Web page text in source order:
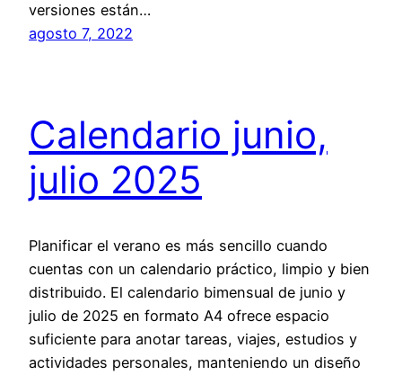
versiones están…
agosto 7, 2022
Calendario junio,
julio 2025
Planificar el verano es más sencillo cuando
cuentas con un calendario práctico, limpio y bien
distribuido. El calendario bimensual de junio y
julio de 2025 en formato A4 ofrece espacio
suficiente para anotar tareas, viajes, estudios y
actividades personales, manteniendo un diseño